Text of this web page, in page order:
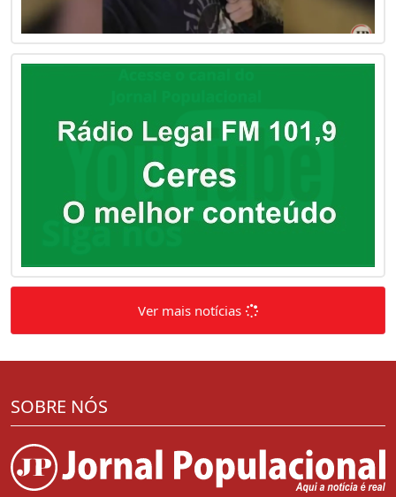
Ver mais notícias
SOBRE NÓS